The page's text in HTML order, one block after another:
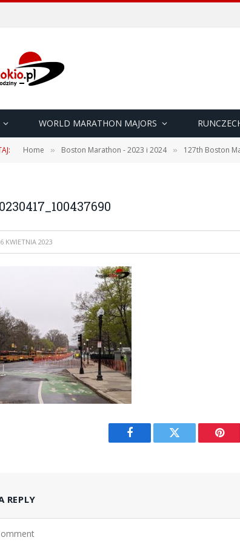
WORLD MARATHON MAJORS
Home » Boston Marathon - 2023 i 2024 » 127th Boston
KWIETNIA 2023
Facebook Twitter
REPLY